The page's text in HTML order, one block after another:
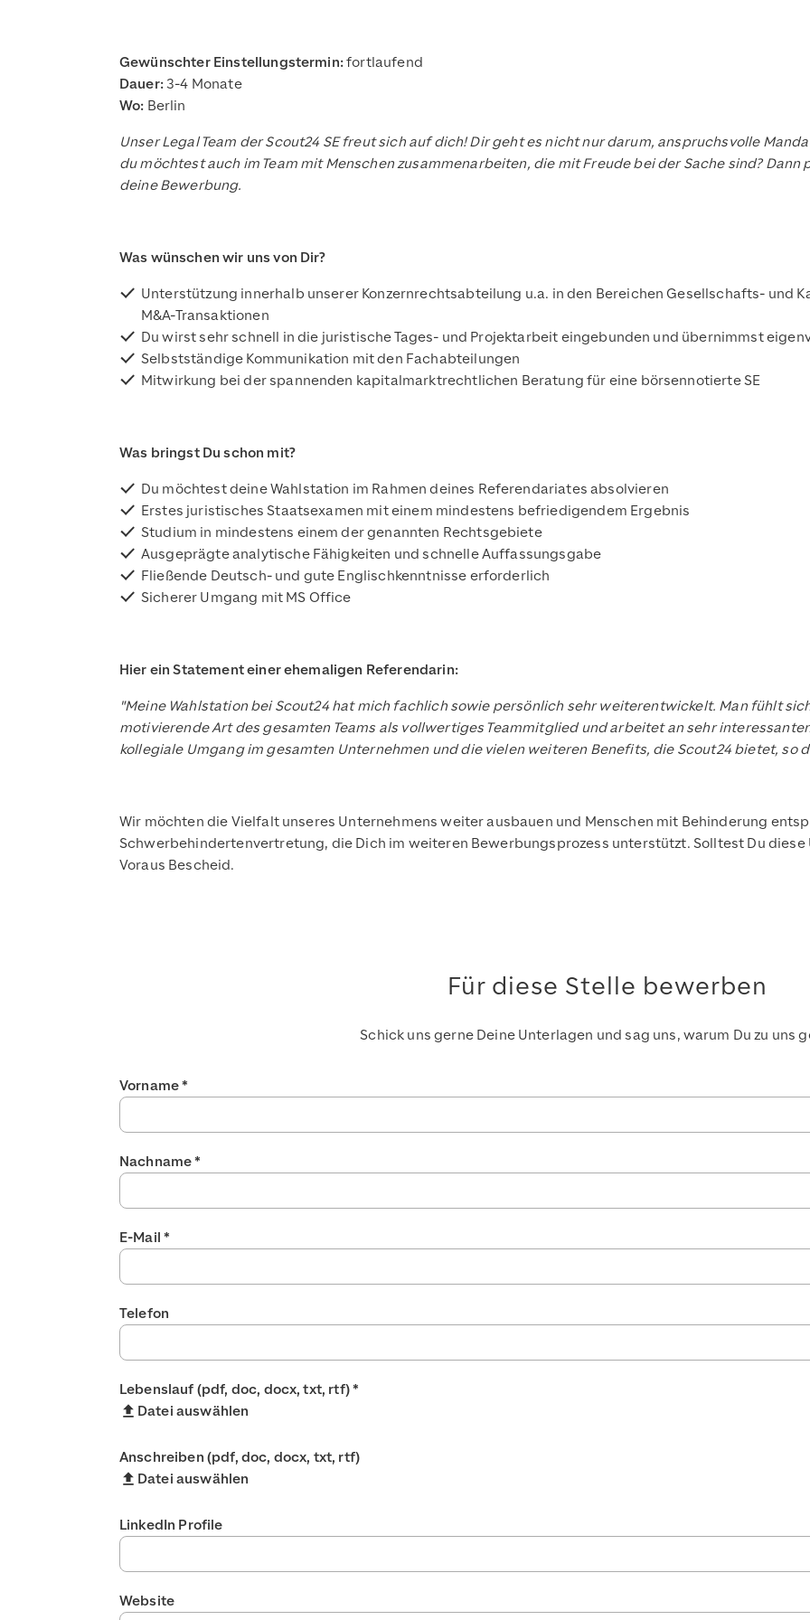
Gewünschter Einstellungstermin:fortlaufend
Dauer:3-4 Monate
Wo: Berlin
Unser Legal Team der Scout24 SE freut sich auf dich! Dir geht es nicht nur darum, anspruchsvolle
du möchtest auch im Team mit Menschen zusammenarbeiten, die mit Freude bei der Sache sind? Dann
deine Bewerbung.
Was wünschen wir uns von Dir?
Unterstützung innerhalb unserer Konzernrechtsabteilung u.a. in den Bereichen Gesellschafts- und
M&A-Transaktionen
Du wirst sehr schnell in die juristische Tages- und Projektarbeit eingebunden und übernimmst
Selbstständige Kommunikation mit den Fachabteilungen
Mitwirkung bei der spannenden kapitalmarktrechtlichen Beratung für eine börsennotierte SE
Was bringst Du schon mit?
Du möchtest deine Wahlstation im Rahmen deines Referendariates absolvieren
Erstes juristisches Staatsexamen mit einem mindestens befriedigendem Ergebnis
Studium in mindestens einem der genannten Rechtsgebiete
Ausgeprägte analytische Fähigkeiten und schnelle Auffassungsgabe
Fließende Deutsch- und gute Englischkenntnisse erforderlich
Sicherer Umgang mit MS Office
Hier ein Statement einer ehemaligen Referendarin:
"Meine Wahlstation bei Scout24 hat mich fachlich sowie persönlich sehr weiterentwickelt. Man fühlt
motivierende Art des gesamten Teams als vollwertiges Teammitglied und arbeitet an sehr
kollegiale Umgang im gesamten Unternehmen und die vielen weiteren Benefits, die Scout24 bietet, so
Wir möchten die Vielfalt unseres Unternehmens weiter ausbauen und Menschen mit Behinderung
Schwerbehindertenvertretung, die Dich im weiteren Bewerbungsprozess unterstützt. Solltest Du
Voraus Bescheid.
Für diese Stelle bewerben
Schick uns gerne Deine Unterlagen und sag uns, warum Du zu uns
Vorname*
Nachname*
E-Mail*
Telefon
Lebenslauf (pdf, doc, docx, txt, rtf)*
Datei auswählen
Anschreiben (pdf, doc, docx, txt, rtf)
Datei auswählen
LinkedIn Profile
Website